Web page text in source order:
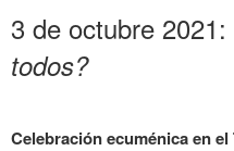
3 de octubre 2021:
todos?
Celebración ecuménica en